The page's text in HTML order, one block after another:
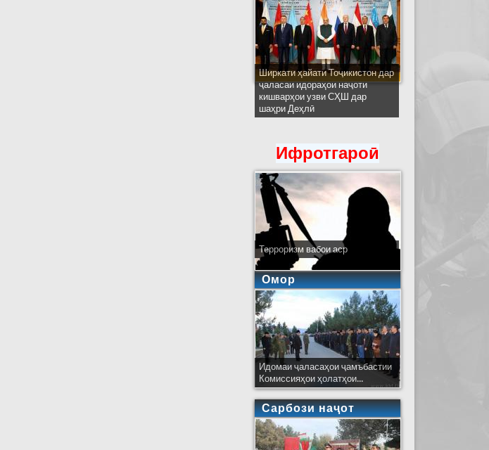
Ширкати ҳайати Тоҷикистон дар
ҷаласаи идораҳои наҷоти
кишварҳои узви СҲШ дар
шаҳри Деҳлӣ
Ифротгароӣ
Терроризм вабои аср
Омор
Идомаи ҷаласаҳои ҷамъбастии
Комиссияҳои ҳолатҳои...
Сарбози наҷот